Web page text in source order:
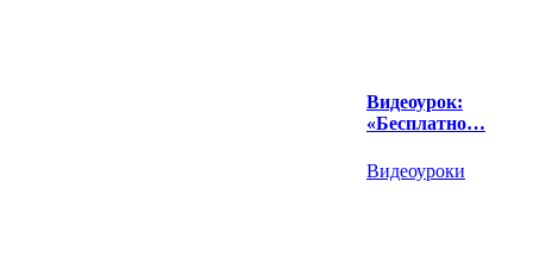
Видеоурок:
«Бесплатно…
Видеоуроки